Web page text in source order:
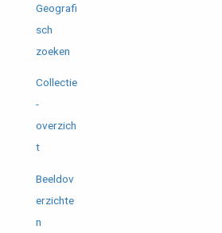
Geografi
sch
zoeken
Collectie
-
overzich
t
Beeldov
erzichte
n